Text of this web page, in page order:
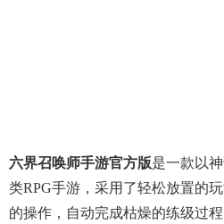
六界召唤师手游官方版是一款以
类RPG手游，采用了轻松放置的
的操作，自动完成枯燥的练级过